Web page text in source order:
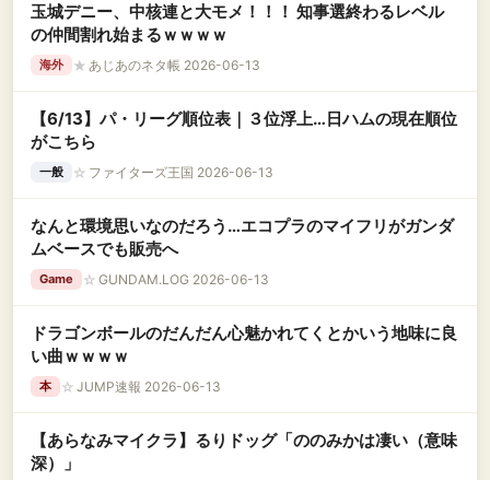
玉城デニー、中核連と大モメ！！！ 知事選終わるレベル
の仲間割れ始まるｗｗｗｗ
海外 ★ あじあのネタ帳 2026-06-13
【6/13】パ・リーグ順位表｜３位浮上…日ハムの現在順位
がこちら
一般 ☆ ファイターズ王国 2026-06-13
なんと環境思いなのだろう…エコプラのマイフリがガンダ
ムベースでも販売へ
Game ☆ GUNDAM.LOG 2026-06-13
ドラゴンボールのだんだん心魅かれてくとかいう地味に良
い曲ｗｗｗｗ
本 ☆ JUMP速報 2026-06-13
【あらなみマイクラ】るりドッグ「ののみかは凄い（意味
深）」